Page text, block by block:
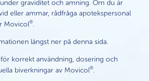
graviditet och amning. Om du är
eller ammar, rådfråga apotekspersonal
Movicol®.
längst ner på denna sida.
korrekt användning, dosering och
biverkningar av Movicol®.